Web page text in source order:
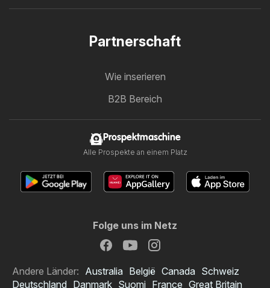
Partnerschaft
Wie inserieren
B2B Bereich
Prospektmaschine
Alle Prospekte an einem Platz
Folge uns im Netz
Andere Länder: Australia België Canada Schweiz
Deutschland Danmark Suomi France Great Britain